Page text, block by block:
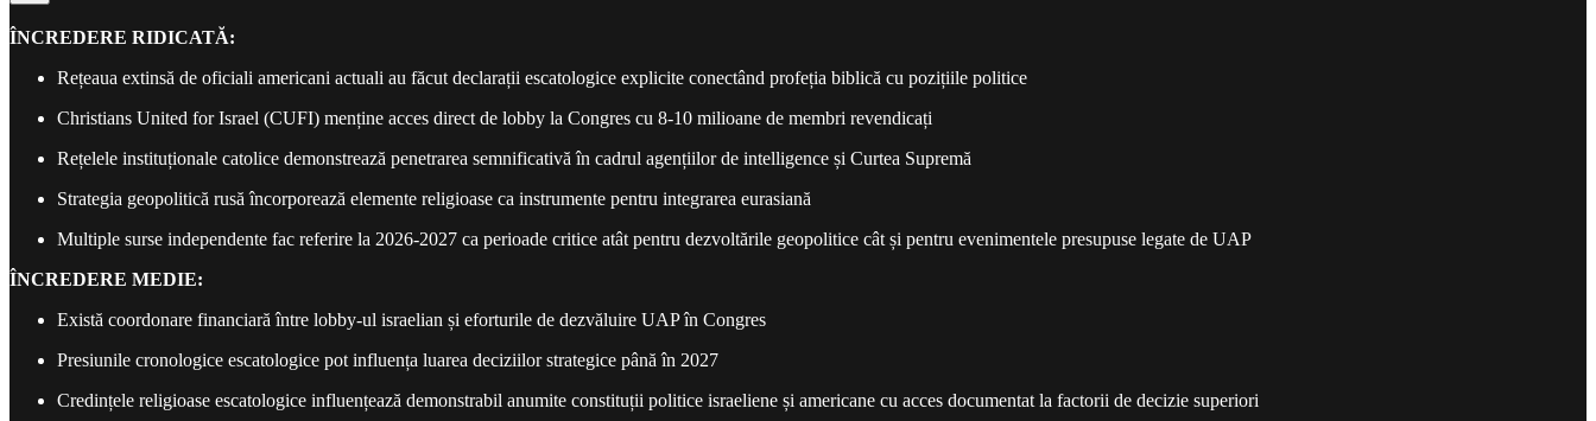
ÎNCREDERE RIDICATĂ:
Rețeaua extinsă de oficiali americani actuali au făcut declarații escatologice explicite conectând profeția biblică cu pozițiile politice
Christians United for Israel (CUFI) menține acces direct de lobby la Congres cu 8-10 milioane de membri revendicați
Rețelele instituționale catolice demonstrează penetrarea semnificativă în cadrul agențiilor de intelligence și Curtea Supremă
Strategia geopolitică rusă încorporează elemente religioase ca instrumente pentru integrarea eurasiană
Multiple surse independente fac referire la 2026-2027 ca perioade critice atât pentru dezvoltările geopolitice cât și pentru evenimentele presupuse legate de UAP
ÎNCREDERE MEDIE:
Există coordonare financiară între lobby-ul israelian și eforturile de dezvăluire UAP în Congres
Presiunile cronologice escatologice pot influența luarea deciziilor strategice până în 2027
Credințele religioase escatologice influențează demonstrabil anumite constituții politice israeliene și americane cu acces documentat la factorii de decizie superiori